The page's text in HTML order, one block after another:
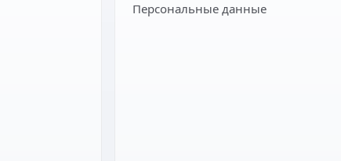
Персональные данные